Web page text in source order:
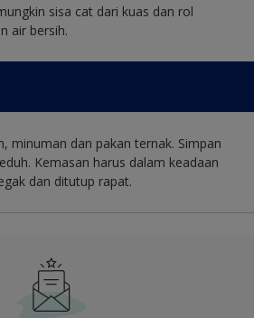
sisa cat dari kuas dan rol
air bersih.
minuman dan pakan ternak. Simpan
Kemasan harus dalam keadaan
dan ditutup rapat.